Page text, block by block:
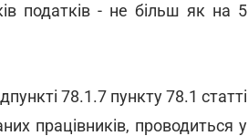
податків - не більш як на 5
78.1.7 пункту 78.1 статті
працівників, проводиться у